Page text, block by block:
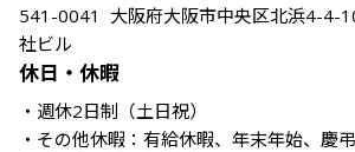
541-0041  大阪府大阪市中央区北浜4-4-
休日・休暇
・週休2日制（土日祝）
・その他休暇：有給休暇、年末年始、慶